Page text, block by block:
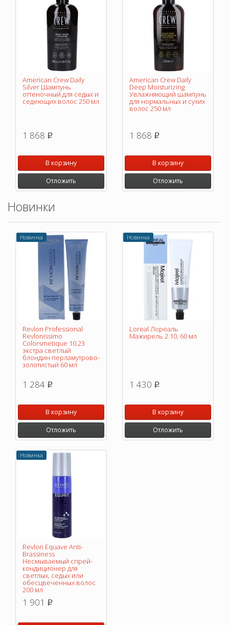
American Crew Daily
Silver Шампунь
оттеночный для седых и
седеющих волос 250 мл
1 868 p
В корзину
Отложить
American Crew Daily
Deep Moisturizing
Увлажняющий шампунь
для нормальных и сухих
волос 250 мл
1 868 p
В корзину
Отложить
Новинки
Новинка
Revlon Professional
Revlonissimo
Colorsmetique 10.23
экстра светлый
блондин перламутрово-
золотистый 60 мл
1 284 p
В корзину
Отложить
Новинка
Loreal Лореаль
Мажирель 2.10, 60 мл
1 430 p
В корзину
Отложить
Новинка
Revlon Equave Anti-
Brassiness
Несмываемый спрей-
кондиционер для
светлых, седых или
обесцвеченных волос
200 мл
1 901 p